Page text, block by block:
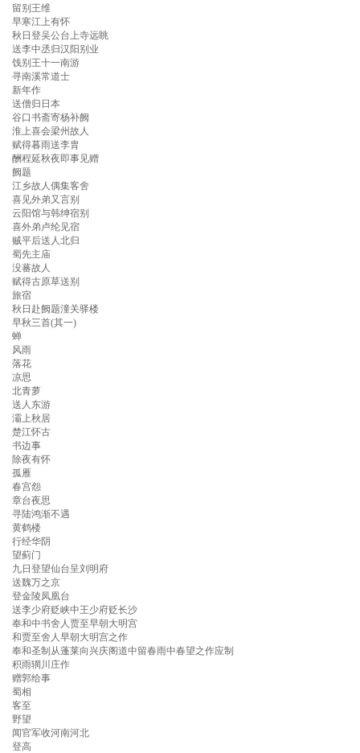
留别王维
早寒江上有怀
秋日登吴公台上寺远眺
送李中丞归汉阳别业
饯别王十一南游
寻南溪常道士
新年作
送僧归日本
谷口书斋寄杨补阙
淮上喜会梁州故人
赋得暮雨送李胄
酬程延秋夜即事见赠
阙题
江乡故人偶集客舍
喜见外弟又言别
云阳馆与韩绅宿别
喜外弟卢纶见宿
贼平后送人北归
蜀先主庙
没蕃故人
赋得古原草送别
旅宿
秋日赴阙题潼关驿楼
早秋三首(其一)
蝉
风雨
落花
凉思
北青萝
送人东游
灞上秋居
楚江怀古
书边事
除夜有怀
孤雁
春宫怨
章台夜思
寻陆鸿渐不遇
黄鹤楼
行经华阴
望蓟门
九日登望仙台呈刘明府
送魏万之京
登金陵凤凰台
送李少府贬峡中王少府贬长沙
奉和中书舍人贾至早朝大明宫
和贾至舍人早朝大明宫之作
奉和圣制从蓬莱向兴庆阁道中留春雨中春望之作应制
积雨辋川庄作
赠郭给事
蜀相
客至
野望
闻官军收河南河北
登高